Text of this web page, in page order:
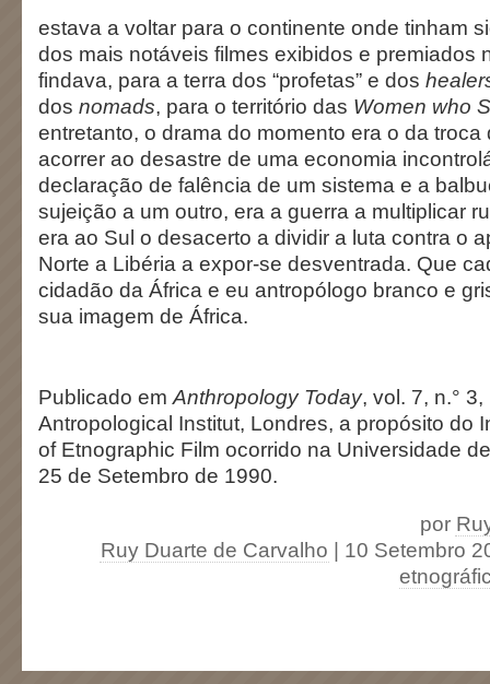
estava a voltar para o continente onde tinham
dos mais notáveis filmes exibidos e premiados
findava, para a terra dos “profetas” e dos
dos nomads, para o território das Women who
entretanto, o drama do momento era o da troca
acorrer ao desastre de uma economia
declaração de falência de um sistema e a
sujeição a um outro, era a guerra a multiplicar
era ao Sul o desacerto a dividir a luta contra o
Norte a Libéria a expor-se desventrada. Que
cidadão da África e eu antropólogo branco e
sua imagem de África.
Publicado em Anthropology Today, vol. 7, n.°
Antropological Institut, Londres, a propósito do
of Etnographic Film ocorrido na Universidade
25 de Setembro de 1990.
por
Ruy Duarte de Carvalho | 10 Setembro